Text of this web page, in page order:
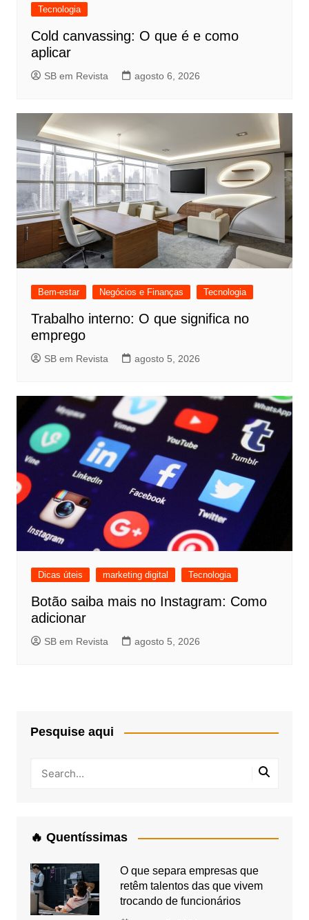
Tecnologia
Cold canvassing: O que é e como
aplicar
SB em Revista agosto 6, 2026
Bem-estar Negócios e Finanças Tecnologia
Trabalho interno: O que significa no
emprego
SB em Revista agosto 5, 2026
Dicas úteis marketing digital Tecnologia
Botão saiba mais no Instagram: Como
adicionar
SB em Revista agosto 5, 2026
Pesquise aqui
🔥 Quentíssimas
O que separa empresas que
retêm talentos das que vivem
trocando de funcionários